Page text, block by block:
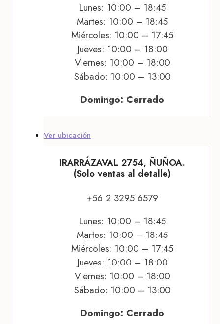
Lunes: 10:00 – 18:45
Martes: 10:00 – 18:45
Miércoles: 10:00 – 17:45
Jueves: 10:00 – 18:00
Viernes: 10:00 – 18:00
Sábado: 10:00 – 13:00
Domingo: Cerrado
Ver ubicación
IRARRÁZAVAL 2754, ÑUÑOA.
(Solo ventas al detalle)
+56 2 3295 6579
Lunes: 10:00 – 18:45
Martes: 10:00 – 18:45
Miércoles: 10:00 – 17:45
Jueves: 10:00 – 18:00
Viernes: 10:00 – 18:00
Sábado: 10:00 – 13:00
Domingo: Cerrado